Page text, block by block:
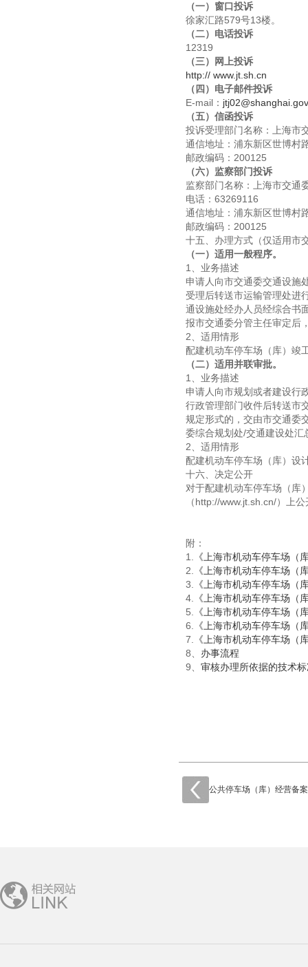
（一）窗口投诉
徐家汇路579号13楼。
（二）电话投诉
12319
（三）网上投诉
http:// www.jt.sh.cn
（四）电子邮件投诉
E-mail：
（五）信函投诉
投诉受理部门名称：上海市
通信地址：浦东新区世博村
邮政编码：200125
（六）监察部门投诉
监察部门名称：上海市交通
电话：63269116
通信地址：浦东新区世博村
邮政编码：200125
十五、办理方式（仅适用市
（一） 适用一般程序。
1、业务描述
申请人向市交通委交通设施
受理后转送市运输管理处进
通设施处经办人员经综合书
报市交通委分管主任审定后
2、适用情形
配建机动车停车场（库）竣
（二） 适用并联审批。
1、业务描述
申请人向市规划或者建设行
行政管理部门收件后转送市
规定形式的，交由市交通委
委综合规划处/交通建设处
2、适用情形
配建机动车停车场（库）设
十六、决定公开
对于配建机动车停车场（库
（http://www.jt.sh.cn/）上公
附：
1.
《上海市机动车停车场（
2.
《上海市机动车停车场（
3.
《上海市机动车停车场（
4.
《上海市机动车停车场（
5.
《上海市机动车停车场（
6.
《上海市机动车停车场（
7.
《上海市机动车停车场（
8、 办事流程
9、 审核办理所依据的技术
公共停车场（库）经营备